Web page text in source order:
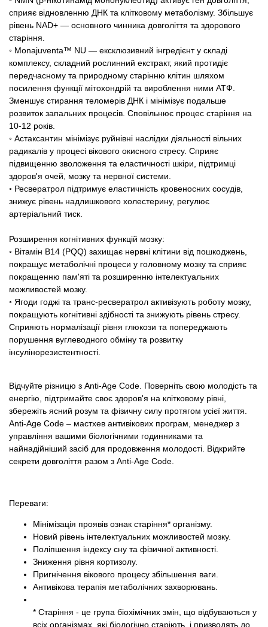
сприяє відновленню ДНК та клітковому метаболізму. Збільшує
рівень NAD+ — основного чинника довголіття та здорового
старіння.
◦ Monajuventa™ NU — ексклюзивний інгредієнт у складі
комплексу, складний рослинний екстракт, який протидіє
передчасному та природному старінню клітин шляхом
посилення функції мітохондрій та вироблення ними АТФ.
Зменшує стирання теломерів ДНК і мінімізує подальше
розвиток запальних процесів. Сповільнює процес старіння на
10-12 років.
◦ Астаксантин мінімізує руйнівні наслідки діяльності вільних
радикалів у процесі вікового окисного стресу. Сприяє
підвищенню зволоження та еластичності шкіри, підтримці
здоров'я очей, мозку та нервної системи.
◦ Ресвератрол підтримує еластичність кровеносних сосудів,
знижує рівень надлишкового холестерину, регулює
артеріальний тиск.
Розширення когнітивних функцій мозку:
◦ Вітамін В14 (PQQ) захищає нервні клітини від пошкоджень,
покращує метаболічні процеси у головному мозку та сприяє
покращенню пам'яті та розширенню інтелектуальних
можливостей мозку.
◦ Ягоди годжі та транс-ресвератрол активізують роботу мозку,
покращують когнітивні здібності та знижують рівень стресу.
Сприяють нормалізації рівня глюкози та попереджають
порушення вуглеводного обміну та розвитку
інсулінорезистентності.
Відчуйте різницю з Anti-Age Code. Поверніть свою молодість та
енергію, підтримайте своє здоров'я на клітковому рівні,
збережіть ясний розум та фізичну силу протягом усієї життя.
Anti-Age Code – мастхев антивікових програм, менеджер з
управління вашими біологічними годинниками та
найнадійніший засіб для продовження молодості. Відкрийте
секрети довголіття разом з Anti-Age Code.
Переваги:
Мінімізація проявів ознак старіння* організму.
Новий рівень інтелектуальних можливостей мозку.
Поліпшення індексу сну та фізичної активності.
Зниження рівня кортизолу.
Пригнічення вікового процесу збільшення ваги.
Антивікова терапія метаболічних захворювань.
* Старіння - це група біохімічних змін, що відбуваються у
всіх організмах, які біологічно старіють, і призводять до